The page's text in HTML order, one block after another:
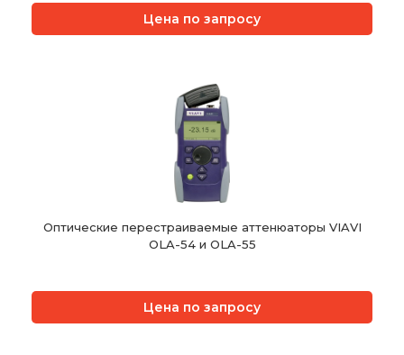
Цена по запросу
Оптические перестраиваемые аттенюаторы VIAVI
OLA-54 и OLA-55
Цена по запросу